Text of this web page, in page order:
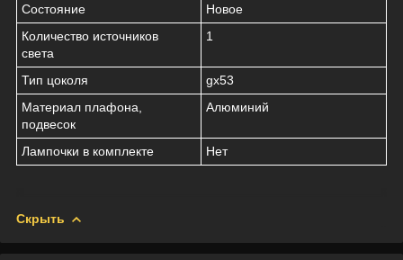
Состояние
Новое
Количество источников
света
1
Тип цоколя
gx53
Материал плафона,
подвесок
Алюминий
Лампочки в комплекте Нет
Скрыть